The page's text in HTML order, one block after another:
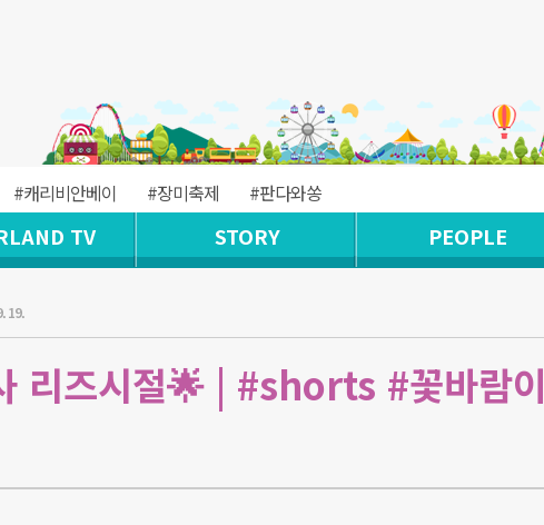
#캐리비안베이 #장미축제 #판다와쏭
TV STORY PEOPLE
19.
리즈시절🌟 | #shorts #꽃바람이